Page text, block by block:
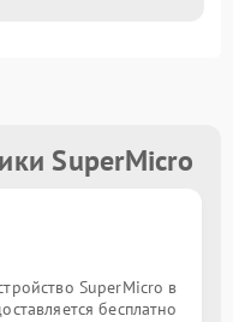
SuperMicro
SuperMicro в
бесплатно